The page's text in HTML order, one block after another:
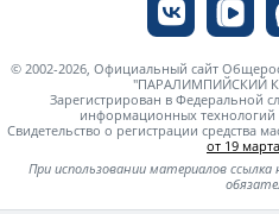
© 2002-2026, Официальный сайт
"ПАРАЛИМПИЙСКИЙ
Зарегистрирован в Федеральной
информационных
Свидетельство о регистрации средства
от 19
При использовании материалов